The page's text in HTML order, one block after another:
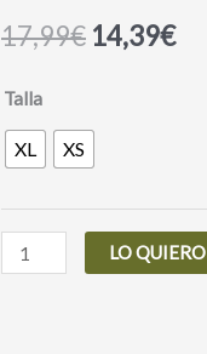
17,99€ 14,39€
Talla
XL XS
BLUSA
VERDE
LO QUIERO